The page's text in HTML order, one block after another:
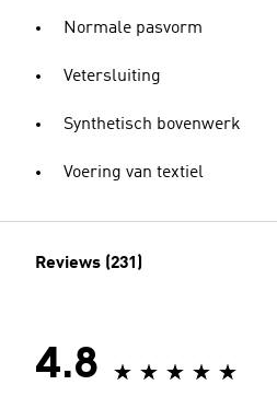
Normale pasvorm
Vetersluiting
Synthetisch bovenwerk
Voering van textiel
Reviews (231)
4.8